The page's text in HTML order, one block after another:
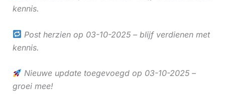
kennis.
Post herzien op 03-10-2025 – blijf verdienen met
kennis.
Nieuwe update toegevoegd op 03-10-2025 –
groei mee!